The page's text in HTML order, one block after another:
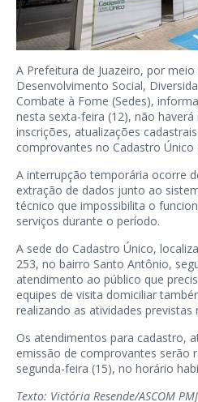
A Prefeitura de Juazeiro, por meio
Desenvolvimento Social,
Combate à Fome (Sedes),
nesta sexta-feira (12), não haverá
inscrições, atualizações
comprovantes no Cadastro Único
A interrupção temporária ocorre
extração de dados junto ao
técnico que impossibilita o
serviços durante o período.
A sede do Cadastro Único,
253, no bairro Santo Antônio,
atendimento ao público que
equipes de visita domiciliar
realizando as atividades previstas
Os atendimentos para cadastro,
emissão de comprovantes serão
segunda-feira (15), no horário
Texto: Victória Resende/ASCOM PMJ